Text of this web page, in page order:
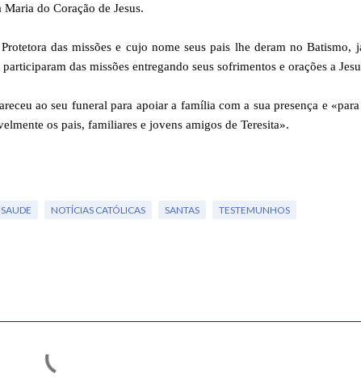
do Coração de Jesus.
das missões e cujo nome seus pais lhe deram no Batismo,
das missões entregando seus sofrimentos e orações a
ao seu funeral para apoiar a família com a sua presença e
os pais, familiares e jovens amigos de Teresita».
NOTÍCIAS CATÓLICAS SANTAS TESTEMUNHOS